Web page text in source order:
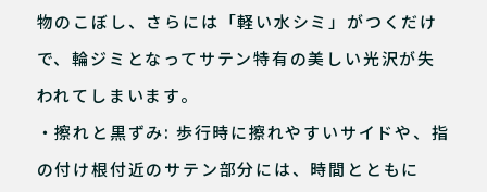
物のこぼし、さらには「軽い水シミ」がつくだけ
で、輪ジミとなってサテン特有の美しい光沢が失
われてしまいます。
・擦れと黒ずみ: 歩行時に擦れやすいサイドや、指
の付け根付近のサテン部分には、時間とともに